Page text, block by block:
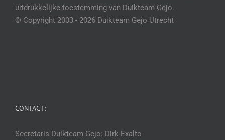
uitdrukkelijke toestemming van Duikteam Gejo.
© Copyright 2003 - 2026 Duikteam Gejo Utrecht
CONTACT:
Secretaris Duikteam Gejo: Dirk Exalto